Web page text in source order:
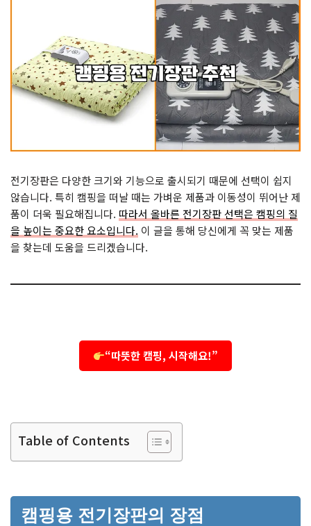
전기장판은 다양한 크기와 기능으로 출시되기 때문에 선택이 쉽지
않습니다. 특히 캠핑을 떠날 때는 가벼운 제품과 이동성이 뛰어난 제
품이 더욱 필요해집니다. 따라서 올바른 전기장판 선택은 캠핑의 질
을 높이는 중요한 요소입니다. 이 글을 통해 당신에게 꼭 맞는 제품
을 찾는데 도움을 드리겠습니다.
“따뜻한 캠핑, 시작해요!”
Table of Contents
캠핑용 전기장판의 장점